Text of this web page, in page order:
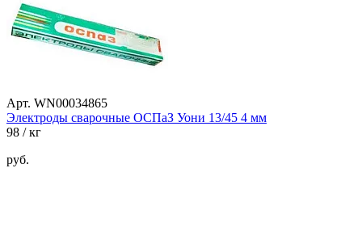
Арт. WN00034865
Электроды сварочные ОСПаЗ Уони 13/45 4 мм
98 / кг
руб.